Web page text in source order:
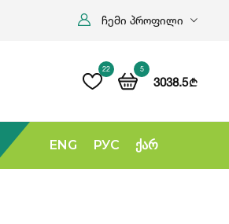
ჩემი პროფილი
22 5
3038.5b
ENG РУС Ქარ